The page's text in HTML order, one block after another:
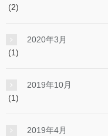
(2)
2020年3月
(1)
2019年10月
(1)
2019年4月